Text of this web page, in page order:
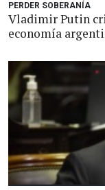
PERDER SOBERANÍA
Vladimir Putin
economía